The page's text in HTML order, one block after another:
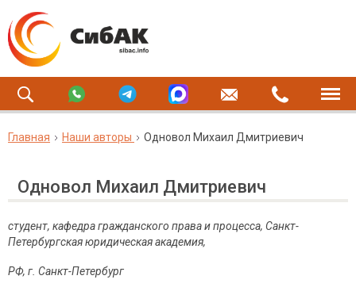
Главная Наши авторы Одновол Михаил Дмитриевич
Одновол Михаил Дмитриевич
студент, кафедра гражданского права и процесса, Санкт-
Петербургская юридическая академия,
РФ, г. Санкт-Петербург